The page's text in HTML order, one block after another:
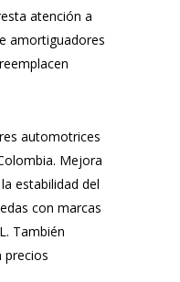
atención a
amortiguadores
automotrices
Mejora
estabilidad del
con marcas
También
precios